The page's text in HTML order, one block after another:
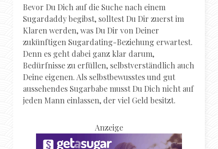
Bevor Du Dich auf die Suche nach einem
Sugardaddy begibst, solltest Du Dir zuerst im
Klaren werden, was Du Dir von Deiner
zukünftigen Sugardating-Beziehung erwartest.
Denn es geht dabei ganz klar darum,
Bedürfnisse zu erfüllen, selbstverständlich auch
Deine eigenen. Als selbstbewusstes und gut
aussehendes Sugarbabe musst Du Dich nicht auf
jeden Mann einlassen, der viel Geld besitzt.
Anzeige